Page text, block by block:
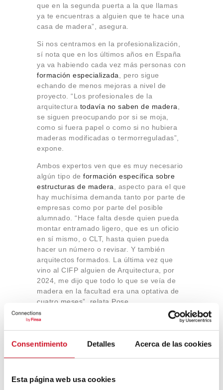
Consentimiento Detalles Acerca de las cookies
Esta página web usa cookies
que en la segunda puerta a la que llamas
ya te encuentras a alguien que te hace una
casa de madera”, asegura.
Si nos centramos en la profesionalización,
sí nota que en los últimos años en España
ya va habiendo cada vez más personas con
formación especializada, pero sigue
echando de menos mejoras a nivel de
proyecto. “Los profesionales de la
arquitectura todavía no saben de madera,
se siguen preocupando por si se moja,
como si fuera papel o como si no hubiera
maderas modificadas o termorreguladas”,
expone.
Ambos expertos ven que es muy necesario
algún tipo de formación específica sobre
estructuras de madera, aspecto para el que
hay muchísima demanda tanto por parte de
empresas como por parte del posible
alumnado. “Hace falta desde quien pueda
montar entramado ligero, que es un oficio
en sí mismo, o CLT, hasta quien pueda
hacer un número o revisar. Y también
arquitectos formados. La última vez que
vino al CIFP alguien de Arquitectura, por
2024, me dijo que todo lo que se veía de
madera en la facultad era una optativa de
cuatro meses”, relata Pose.
Buena formación para
buenos edificios
En los países en los que siempre se ha